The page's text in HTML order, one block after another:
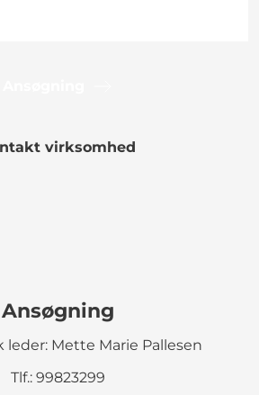
virksomhed
Ansøgning
Mette Marie Pallesen
Tlf.: 99823299